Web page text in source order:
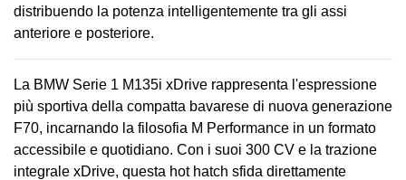
distribuendo la potenza intelligentemente tra gli assi
anteriore e posteriore.
La BMW Serie 1 M135i xDrive rappresenta l'espressione
più sportiva della compatta bavarese di nuova generazione
F70, incarnando la filosofia M Performance in un formato
accessibile e quotidiano. Con i suoi 300 CV e la trazione
integrale xDrive, questa hot hatch sfida direttamente